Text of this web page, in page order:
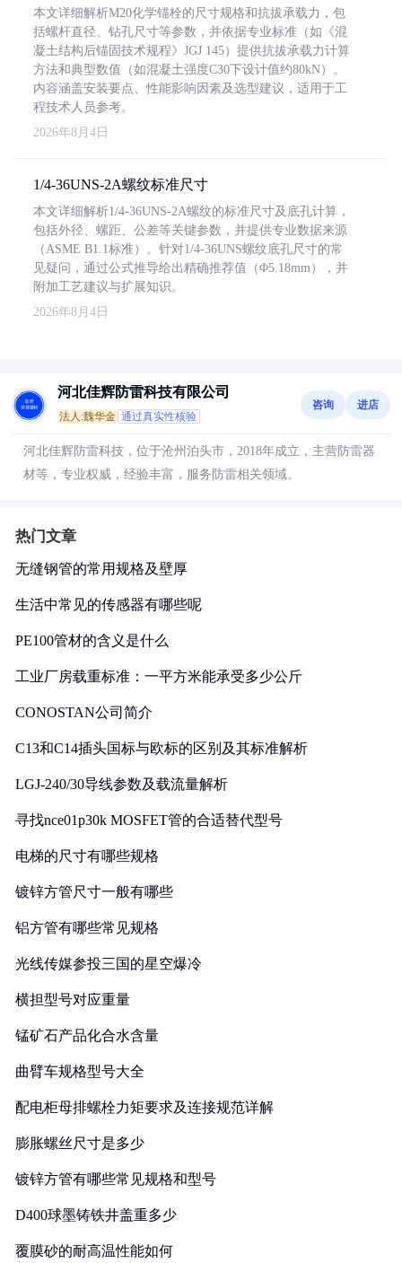
本文详细解析M20化学锚栓的尺寸规格和抗拔承载力，包
括螺杆直径、钻孔尺寸等参数，并依据专业标准（如《混
凝土结构后锚固技术规程》JGJ 145）提供抗拔承载力计算
方法和典型数值（如混凝土强度C30下设计值约80kN）。
内容涵盖安装要点、性能影响因素及选型建议，适用于工
程技术人员参考。
2026年8月4日
1/4-36UNS-2A螺纹标准尺寸
本文详细解析1/4-36UNS-2A螺纹的标准尺寸及底孔计算，
包括外径、螺距、公差等关键参数，并提供专业数据来源
（ASME B1.1标准）。针对1/4-36UNS螺纹底孔尺寸的常
见疑问，通过公式推导给出精确推荐值（Φ5.18mm），并
附加工艺建议与扩展知识。
2026年8月4日
河北佳辉防雷科技有限公司
法人:魏华金 通过真实性核验
咨询 进店
河北佳辉防雷科技，位于沧州泊头市，2018年成立，主营防雷器
材等，专业权威，经验丰富，服务防雷相关领域。
热门文章
无缝钢管的常用规格及壁厚
生活中常见的传感器有哪些呢
PE100管材的含义是什么
工业厂房载重标准：一平方米能承受多少公斤
CONOSTAN公司简介
C13和C14插头国标与欧标的区别及其标准解析
LGJ-240/30导线参数及载流量解析
寻找nce01p30k MOSFET管的合适替代型号
电梯的尺寸有哪些规格
镀锌方管尺寸一般有哪些
铝方管有哪些常见规格
光线传媒参投三国的星空爆冷
横担型号对应重量
锰矿石产品化合水含量
曲臂车规格型号大全
配电柜母排螺栓力矩要求及连接规范详解
膨胀螺丝尺寸是多少
镀锌方管有哪些常见规格和型号
D400球墨铸铁井盖重多少
覆膜砂的耐高温性能如何